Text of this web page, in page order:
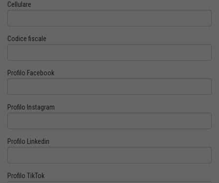
Cellulare
Codice fiscale
Profilo Facebook
Profilo Instagram
Profilo Linkedin
Profilo TikTok